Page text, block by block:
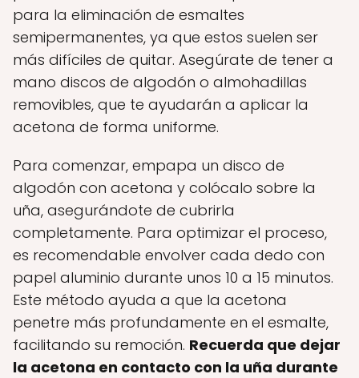
para la eliminación de esmaltes
semipermanentes, ya que estos suelen ser
más difíciles de quitar. Asegúrate de tener a
mano discos de algodón o almohadillas
removibles, que te ayudarán a aplicar la
acetona de forma uniforme.
Para comenzar, empapa un disco de
algodón con acetona y colócalo sobre la
uña, asegurándote de cubrirla
completamente. Para optimizar el proceso,
es recomendable envolver cada dedo con
papel aluminio durante unos 10 a 15 minutos.
Este método ayuda a que la acetona
penetre más profundamente en el esmalte,
facilitando su remoción. Recuerda que dejar
la acetona en contacto con la uña durante